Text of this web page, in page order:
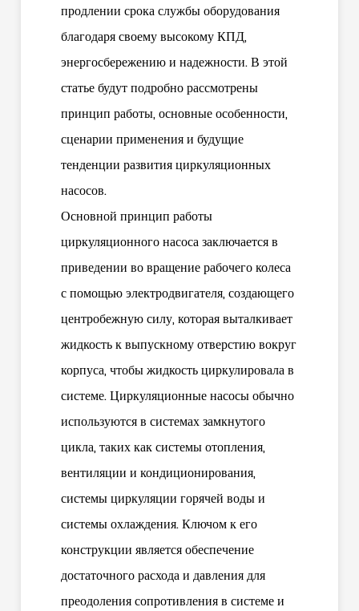
продлении срока службы оборудования
благодаря своему высокому КПД,
энергосбережению и надежности. В этой
статье будут подробно рассмотрены
принцип работы, основные особенности,
сценарии применения и будущие
тенденции развития циркуляционных
насосов.
Основной принцип работы
циркуляционного насоса заключается в
приведении во вращение рабочего колеса
с помощью электродвигателя, создающего
центробежную силу, которая выталкивает
жидкость к выпускному отверстию вокруг
корпуса, чтобы жидкость циркулировала в
системе. Циркуляционные насосы обычно
используются в системах замкнутого
цикла, таких как системы отопления,
вентиляции и кондиционирования,
системы циркуляции горячей воды и
системы охлаждения. Ключом к его
конструкции является обеспечение
достаточного расхода и давления для
преодоления сопротивления в системе и